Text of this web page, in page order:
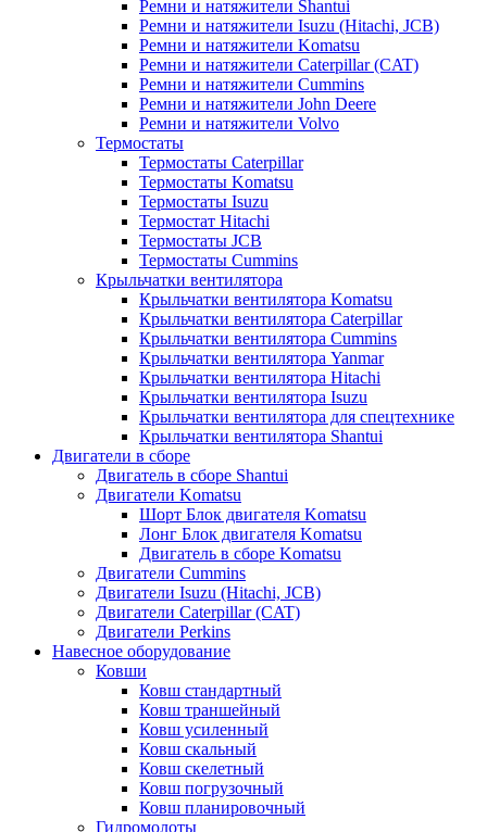
Ремни и натяжители Shantui
Ремни и натяжители Isuzu (Hitachi, JCB)
Ремни и натяжители Komatsu
Ремни и натяжители Caterpillar (CAT)
Ремни и натяжители Cummins
Ремни и натяжители John Deere
Ремни и натяжители Volvo
Термостаты
Термостаты Caterpillar
Термостаты Komatsu
Термостаты Isuzu
Термостат Hitachi
Термостаты JCB
Термостаты Cummins
Крыльчатки вентилятора
Крыльчатки вентилятора Komatsu
Крыльчатки вентилятора Caterpillar
Крыльчатки вентилятора Cummins
Крыльчатки вентилятора Yanmar
Крыльчатки вентилятора Hitachi
Крыльчатки вентилятора Isuzu
Крыльчатки вентилятора для спецтехнике
Крыльчатки вентилятора Shantui
Двигатели в сборе
Двигатель в сборе Shantui
Двигатели Komatsu
Шорт Блок двигателя Komatsu
Лонг Блок двигателя Komatsu
Двигатель в сборе Komatsu
Двигатели Cummins
Двигатели Isuzu (Hitachi, JCB)
Двигатели Caterpillar (CAT)
Двигатели Perkins
Навесное оборудование
Ковши
Ковш стандартный
Ковш траншейный
Ковш усиленный
Ковш скальный
Ковш скелетный
Ковш погрузочный
Ковш планировочный
Гидромолоты